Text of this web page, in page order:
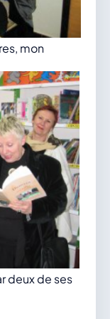
mon
deux de ses